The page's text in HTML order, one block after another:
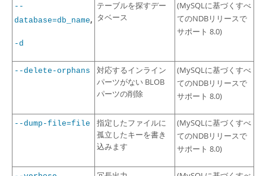
--
database=db_name,
-d
テーブルを探すデー
タベース
(MySQLに基づくすべ
てのNDBリリースで
サポート 8.0)
--delete-orphans
対応するインライン
パーツがない BLOB
パーツの削除
(MySQLに基づくすべ
てのNDBリリースで
サポート 8.0)
--dump-file=file
指定したファイルに
孤立したキーを書き
込みます
(MySQLに基づくすべ
てのNDBリリースで
サポート 8.0)